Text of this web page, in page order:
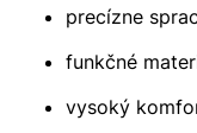
precízne
funkčné
vysoký